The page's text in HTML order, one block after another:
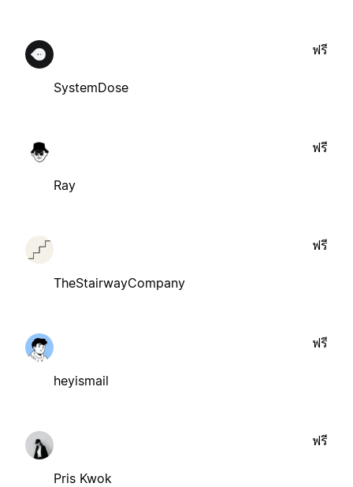
SystemDose
ฟรี
Ray
ฟรี
TheStairwayCompany
ฟรี
heyismail
ฟรี
Pris Kwok
ฟรี